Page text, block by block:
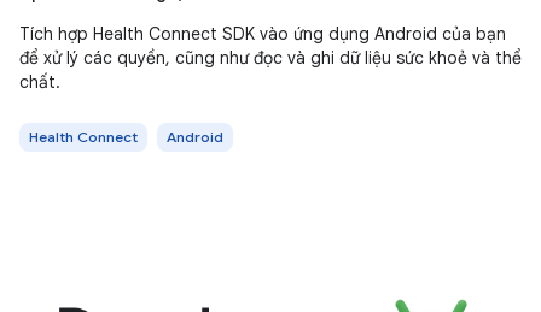
Tích hợp Health Connect SDK vào ứng dụng Android của bạn
để xử lý các quyền, cũng như đọc và ghi dữ liệu sức khoẻ và thể
chất.
Health Connect Android